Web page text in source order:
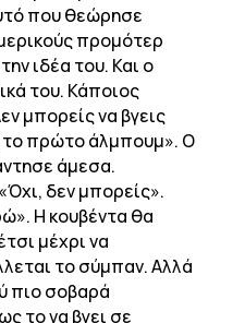
που θεώρησε
προμότερ
ιδέα του. Και ο
του. Κάποιος
μπορείς να βγεις
το πρώτο άλμπουμ». Ο
άμεσα.
δεν μπορείς».
Η κουβέντα θα
μέχρι να
το σύμπαν. Αλλά
πιο σοβαρά
το να βγει σε